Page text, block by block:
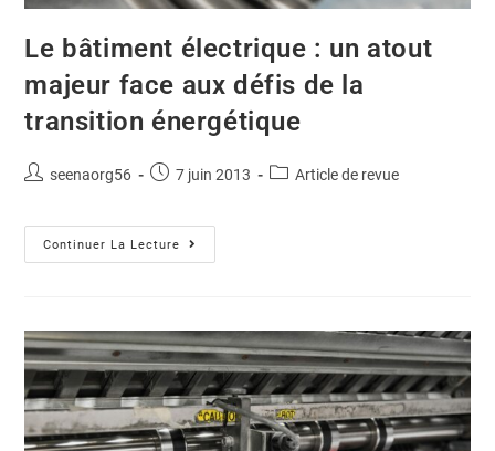
Le bâtiment électrique : un atout
majeur face aux défis de la
transition énergétique
seenaorg56 7 juin 2013 Article de revue
Continuer La Lecture